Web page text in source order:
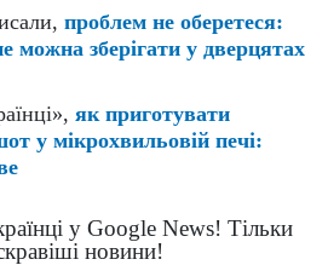
проблем не оберетеся:
можна зберігати у дверцятах
як приготувати
у мікрохвильовій печі:
у Google News! Тільки
новини!